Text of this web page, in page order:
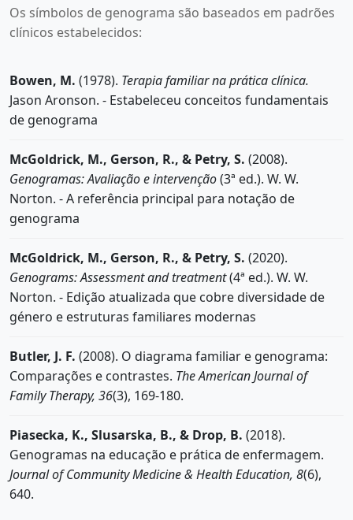
Os símbolos de genograma são baseados em padrões
clínicos estabelecidos:
Bowen, M. (1978). Terapia familiar na prática clínica.
Jason Aronson. - Estabeleceu conceitos fundamentais
de genograma
McGoldrick, M., Gerson, R., & Petry, S. (2008).
Genogramas: Avaliação e intervenção(3ª ed.). W. W.
Norton. - A referência principal para notação de
genograma
McGoldrick, M., Gerson, R., & Petry, S. (2020).
Genograms: Assessment and treatment(4ª ed.). W. W.
Norton. - Edição atualizada que cobre diversidade de
género e estruturas familiares modernas
Butler, J. F. (2008). O diagrama familiar e genograma:
Comparações e contrastes. The American Journal of
Family Therapy, 36(3), 169-180.
Piasecka, K., Slusarska, B., & Drop, B. (2018).
Genogramas na educação e prática de enfermagem.
Journal of Community Medicine & Health Education, 8(6),
640.